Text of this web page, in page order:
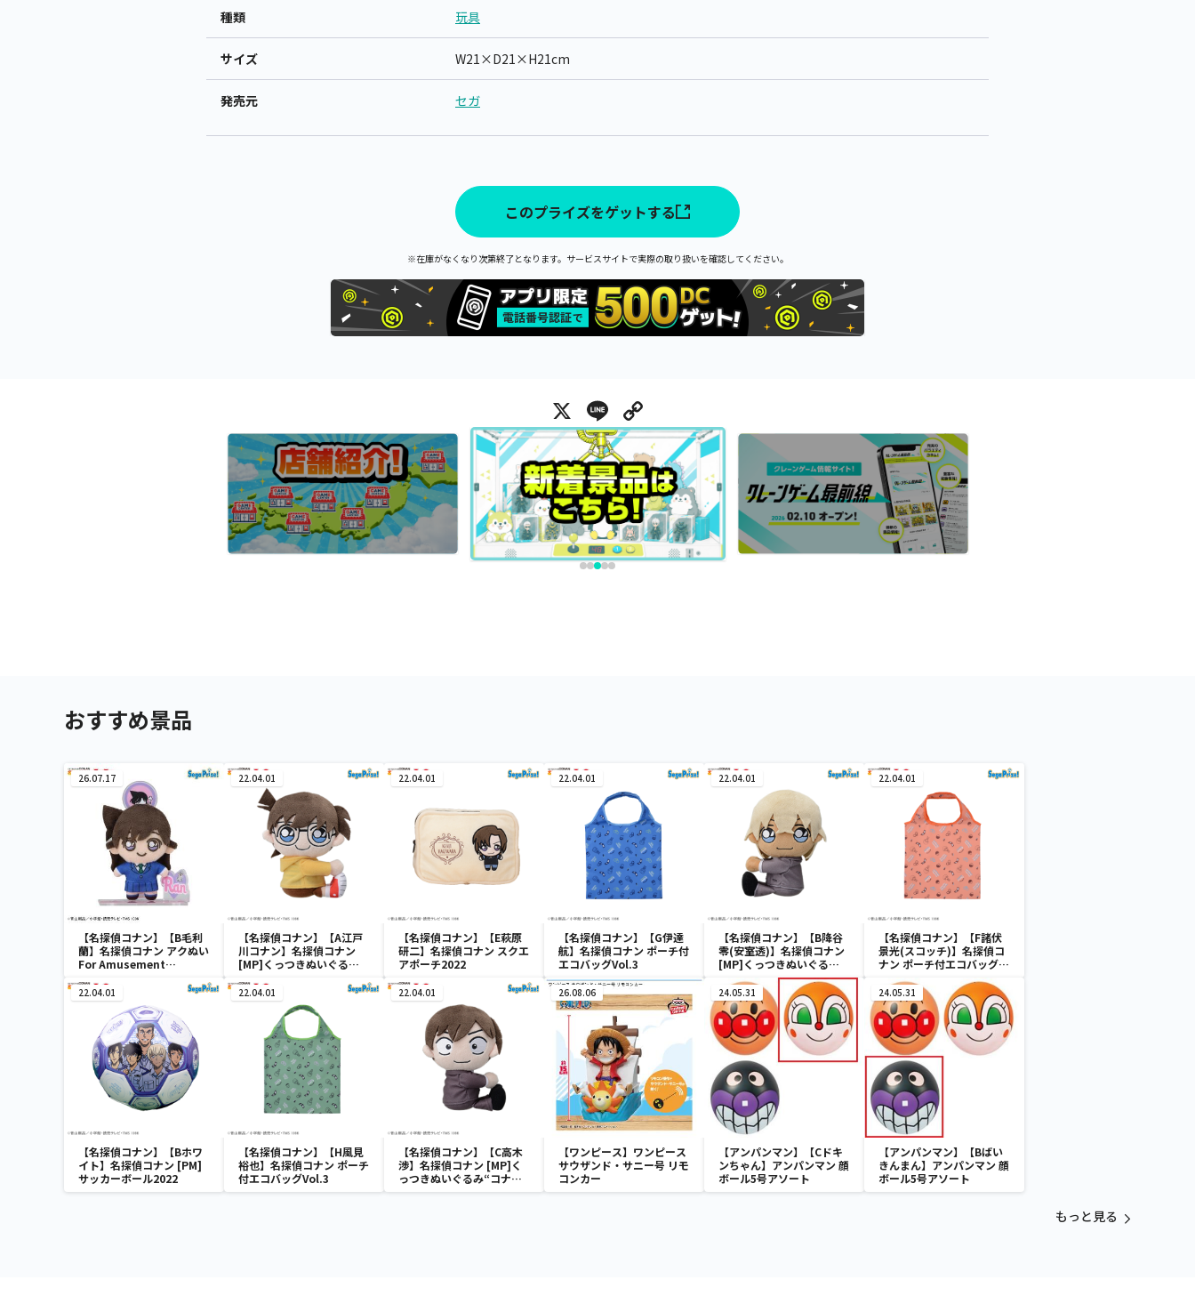
種類 玩具
サイズ W21×D21×H21cm
発売元 セガ
このプライズをゲットする
※在庫がなくなり次第終了となります。サービスサイトで実際の取り扱いを確認してください。
X Line
おすすめ景品
26.07.17
【名探偵コナン】【B毛利
蘭】名探偵コナン アクぬい
For Amusement
22.04.01
【名探偵コナン】【A江戸
川コナン】名探偵コナン
[MP]くっつきぬいぐる
藤”
22.04.01
【名探偵コナン】【E萩原
研二】名探偵コナン スクエ
アポーチ2022
22.04.01
【名探偵コナン】【G伊達
航】名探偵コナン ポーチ付
エコバッグVol.3
22.04.01
【名探偵コナン】【B降谷
零(安室透)】名探偵コナン
[MP]くっつきぬいぐる
み“コナン&降谷&高木&佐
藤”
22.04.01
【名探偵コナン】【F諸伏
景光(スコッチ)】名探偵コ
ナン ポーチ付エコバッグ
Vol.3
22.04.01
【名探偵コナン】【Bホワ
イト】名探偵コナン [PM]
サッカーボール2022
22.04.01
【名探偵コナン】【H風見
裕也】名探偵コナン ポーチ
付エコバッグVol.3
22.04.01
【名探偵コナン】【C高木
渉】名探偵コナン [MP]く
っつきぬいぐるみ“コナン
&降谷&高木&佐藤”
26.08.06
【ワンピース】ワンピース
サウザンド・サニー号 リモ
コンカー
24.05.31
【アンパンマン】【Cドキ
ンちゃん】アンパンマン 顔
ボール5号アソート
24.05.31
【アンパンマン】【Bばい
きんまん】アンパンマン 顔
ボール5号アソート
もっと見る